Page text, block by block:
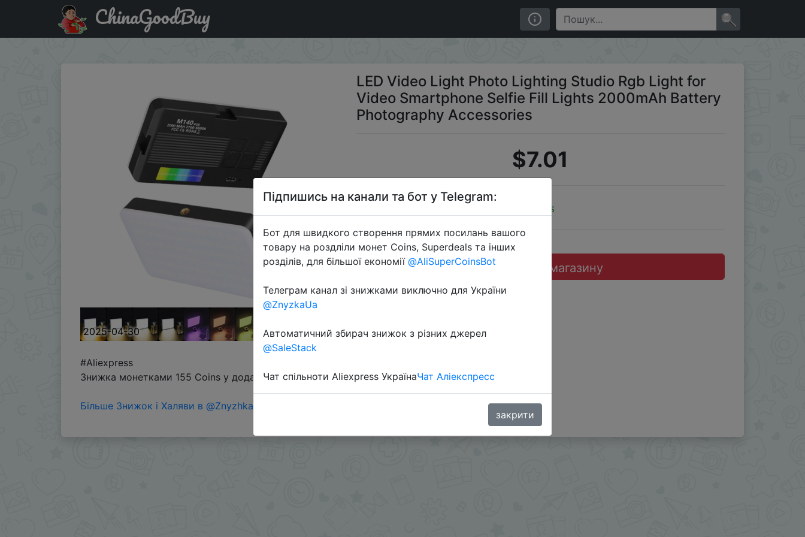
Купити на розпродажі LED Video Light Photo Lighting Studio Rgb Light for Video Smartphone Selfie Fill Lights 2000mAh Battery Photography Accessories
ChinaGoodBuy
2025-04-30
LED Video Light Photo Lighting Studio Rgb Light for
Video Smartphone Selfie Fill Lights 2000mAh Battery
Photography Accessories
$7.01
Coins
Перейти до магазину
#Aliexpress
Знижка монетками 155 Coins у додатку.
Більше Знижок і Халяви в @ZnyzhkaUA
Підпишись на канали та бот у Telegram:
Бот для швидкого створення прямих посилань вашого
товару на роздліли монет Coins, Superdeals та інших
розділів, для більшої економії @AliSuperCoinsBot
Телеграм канал зі знижками виключно для України
@ZnyzkaUa
Автоматичний збирач знижок з різних джерел
@SaleStack
Чат спільноти Aliexpress УкраїнаЧат Аліекспресс
закрити